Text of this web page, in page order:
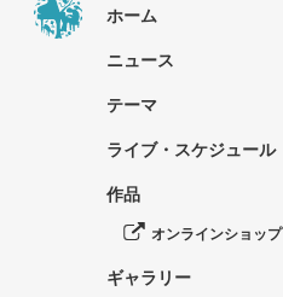
ホーム
ニュース
テーマ
ライブ・スケジュール
作品
オンラインショップ
ギャラリー